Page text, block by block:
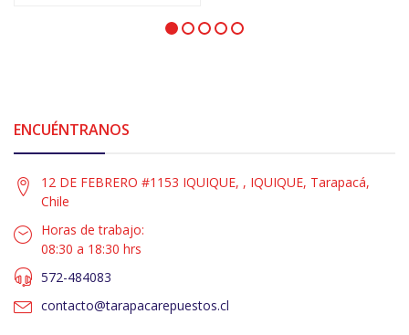
ENCUÉNTRANOS
12 DE FEBRERO #1153 IQUIQUE, , IQUIQUE, Tarapacá,
Chile
Horas de trabajo:
08:30 a 18:30 hrs
572-484083
contacto@tarapacarepuestos.cl